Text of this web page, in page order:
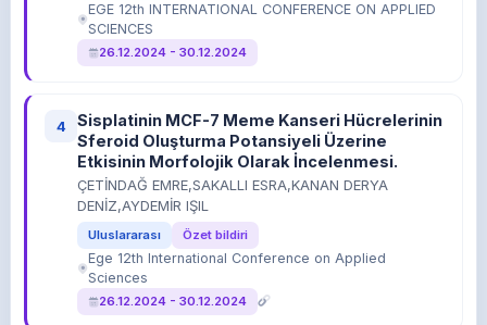
EGE 12th INTERNATIONAL CONFERENCE ON APPLIED
SCIENCES
26.12.2024 - 30.12.2024
4
Sisplatinin MCF-7 Meme Kanseri Hücrelerinin
Sferoid Oluşturma Potansiyeli Üzerine
Etkisinin Morfolojik Olarak İncelenmesi.
ÇETİNDAĞ EMRE,SAKALLI ESRA,KANAN DERYA
DENİZ,AYDEMİR IŞIL
Uluslararası Özet bildiri
Ege 12th International Conference on Applied
Sciences
26.12.2024 - 30.12.2024